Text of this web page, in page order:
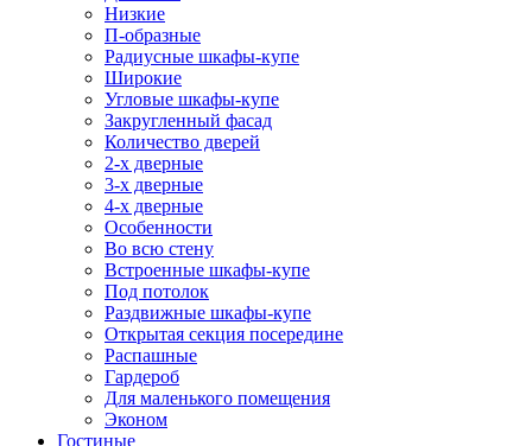
Низкие
П-образные
Радиусные шкафы-купе
Широкие
Угловые шкафы-купе
Закругленный фасад
Количество дверей
2-х дверные
3-х дверные
4-х дверные
Особенности
Во всю стену
Встроенные шкафы-купе
Под потолок
Раздвижные шкафы-купе
Открытая секция посередине
Распашные
Гардероб
Для маленького помещения
Эконом
Гостиные